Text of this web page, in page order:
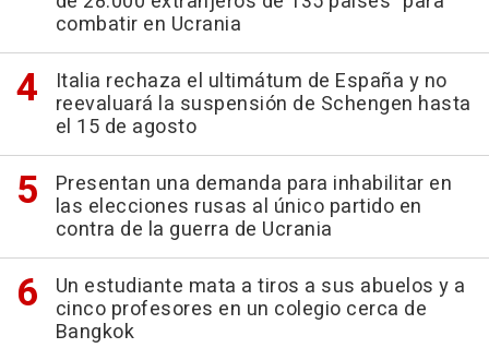
combatir en Ucrania
Italia rechaza el ultimátum de España y no
reevaluará la suspensión de Schengen hasta
el 15 de agosto
Presentan una demanda para inhabilitar en
las elecciones rusas al único partido en
contra de la guerra de Ucrania
Un estudiante mata a tiros a sus abuelos y a
cinco profesores en un colegio cerca de
Bangkok